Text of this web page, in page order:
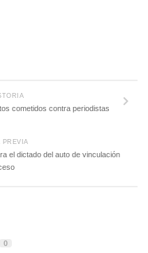
cometidos contra periodistas
PREVIA
el dictado del auto de vinculación
0